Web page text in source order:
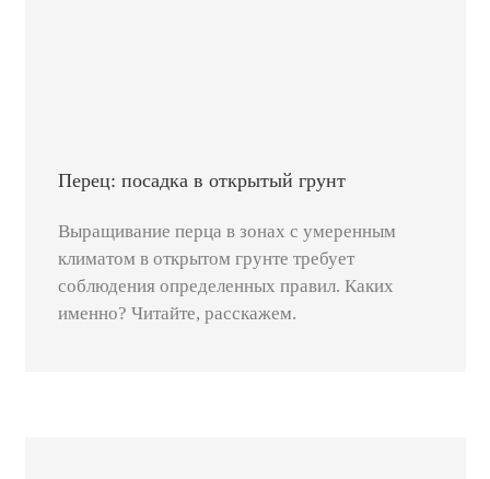
Перец: посадка в открытый грунт
Выращивание перца в зонах с умеренным
климатом в открытом грунте требует
соблюдения определенных правил. Каких
именно? Читайте, расскажем.